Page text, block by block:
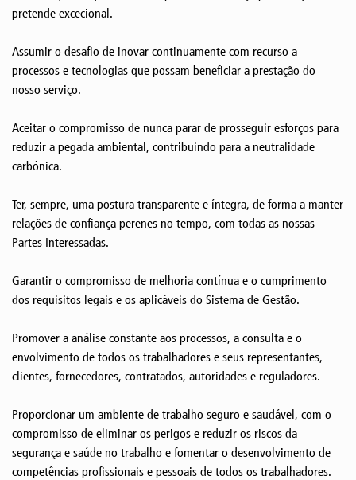
pretende excecional.
Assumir o desafio de inovar continuamente com recurso a
processos e tecnologias que possam beneficiar a prestação do
nosso serviço.
Aceitar o compromisso de nunca parar de prosseguir esforços para
reduzir a pegada ambiental, contribuindo para a neutralidade
carbónica.
Ter, sempre, uma postura transparente e íntegra, de forma a manter
relações de confiança perenes no tempo, com todas as nossas
Partes Interessadas.
Garantir o compromisso de melhoria contínua e o cumprimento
dos requisitos legais e os aplicáveis do Sistema de Gestão.
Promover a análise constante aos processos, a consulta e o
envolvimento de todos os trabalhadores e seus representantes,
clientes, fornecedores, contratados, autoridades e reguladores.
Proporcionar um ambiente de trabalho seguro e saudável, com o
compromisso de eliminar os perigos e reduzir os riscos da
segurança e saúde no trabalho e fomentar o desenvolvimento de
competências profissionais e pessoais de todos os trabalhadores.